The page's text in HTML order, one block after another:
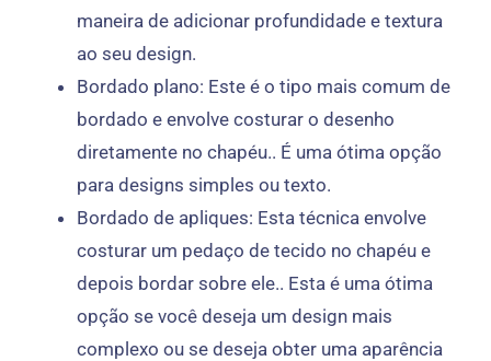
maneira de adicionar profundidade e textura
ao seu design.
Bordado plano: Este é o tipo mais comum de
bordado e envolve costurar o desenho
diretamente no chapéu.. É uma ótima opção
para designs simples ou texto.
Bordado de apliques: Esta técnica envolve
costurar um pedaço de tecido no chapéu e
depois bordar sobre ele.. Esta é uma ótima
opção se você deseja um design mais
complexo ou se deseja obter uma aparência